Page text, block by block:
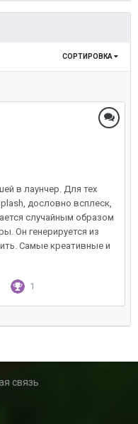
СОРТИРОВКА
в лаунчер. Для тех
дословно всплеск,
случайным образом
Он генерируется из
Самые креативные и
1
связь